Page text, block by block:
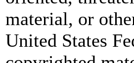
material, or
United States